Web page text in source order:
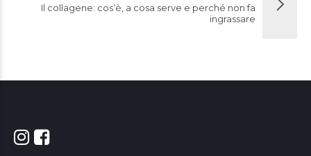
Il collagene: cos’è, a cosa serve e perché non fa
ingrassare